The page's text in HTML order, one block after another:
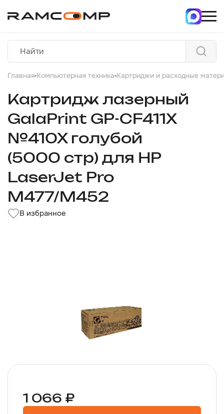
Главная Компьютерная техника Картриджи и расходные
Картридж лазерный
GalaPrint GP-CF411X
№410X голубой
(5000 стр) для HP
LaserJet Pro
M477/M452
В избранное
1 066 ₽